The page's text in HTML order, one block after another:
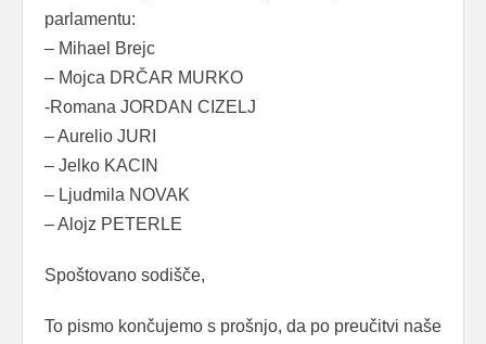
parlamentu:
– Mihael Brejc
– Mojca DRČAR MURKO
-Romana JORDAN CIZELJ
– Aurelio JURI
– Jelko KACIN
– Ljudmila NOVAK
– Alojz PETERLE
Spoštovano sodišče,
To pismo končujemo s prošnjo, da po preučitvi naše